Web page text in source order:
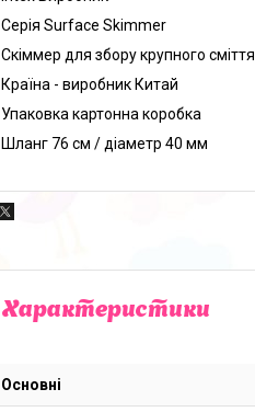
Серія Surface Skimmer
Скіммер для збору крупного сміття
Країна - виробник Китай
Упаковка картонна коробка
Шланг 76 см / діаметр 40 мм
Характеристики
Основні